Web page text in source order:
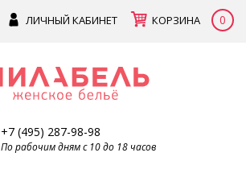
ЛИЧНЫЙ КАБИНЕТ КОРЗИНА 0
+7 (495) 287-98-98
По рабочим дням с 10 до 18 часов